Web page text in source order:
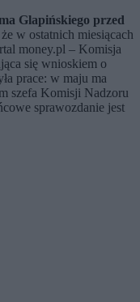
Glapińskiego przed
w ostatnich miesiącach
money.pl – Komisja
się wnioskiem o
prace: w maju ma
szefa Komisji Nadzoru
sprawozdanie jest